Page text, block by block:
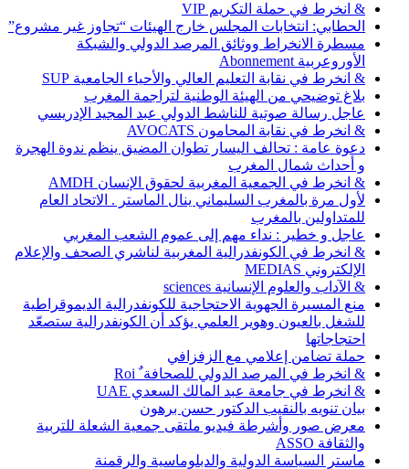
& انخرط في حملة التكريم VIP
الحطابي: انتخابات المجلس خارج الهيئات “تجاوز غير مشروع”
مسطرة الانخراط ووثائق المرصد الدولي والشبكة
الأوروعربية Abonnement
& انخرط في نقابة التعليم العالي والأحياء الجامعية SUP
بلاغ توضيحي من الهيئة الوطنية لتراجمة المغرب
عاجل رسالة صوتية للناشط الدولي عبد المجيد الإدريسي
& انخرط في نقابة المحامون AVOCATS
دعوة عامة : تحالف اليسار تطوان المضيق ينظم ندوة الهجرة
و أحداث شمال المغرب
& انخرط في الجمعية المغربية لحقوق الإنسان AMDH
لأول مرة بالمغرب السليماني ينال الماستر . الاتحاد العام
للمتداولين بالمغرب
عاجل و خطير : نداء مهم إلى عموم الشعب المغربي
& انخرط في الكونفدرالية المغربية لناشري الصحف والإعلام
الإلكتروني MEDIAS
& الآداب والعلوم الإنسانية sciences
منع المسيرة الجهوية الاحتجاجية للكونفدرالية الديموقراطية
للشغل بالعيون وهوير العلمي يؤكد أن الكونفدرالية ستصعّد
احتجاجاتها
حملة تضامن إعلامي مع الزفزافي
& انخرط في المرصد الدولي للصحافة ٌ Roi
& انخرط في جامعة عبد المالك السعدي UAE
بيان تنويه بالنقيب الدكتور حسن برهون
معرض صور وأشرطة فيديو ملتقى جمعية الشعلة للتربية
والثقافة ASSO
ماستر السياسة الدولية والدبلوماسية والرقمنة